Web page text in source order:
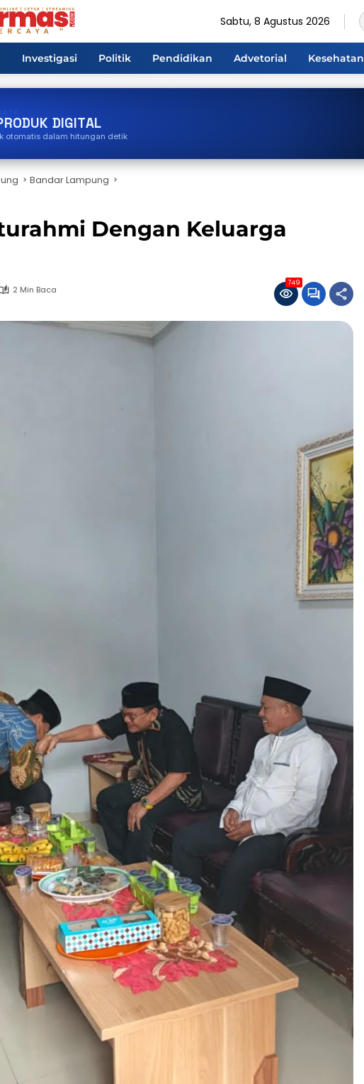
Sabtu, 8 Agustus 2026
Investigasi Politik Pendidikan Advetorial Kesehatan
DIGITAL
otomatis dalam hitungan detik
Bandar Lampung
Dengan Keluarga
2 Min Baca
749